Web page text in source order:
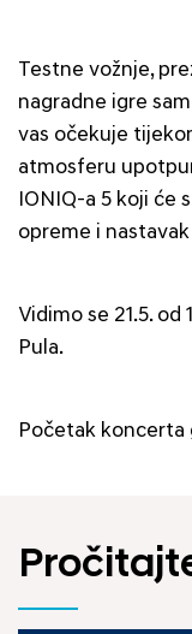
Testne vožnje,
nagradne igre
vas očekuje
atmosferu
IONIQ-a 5 koji će
opreme i
Vidimo se 21.5. od
Pula.
Početak koncerta